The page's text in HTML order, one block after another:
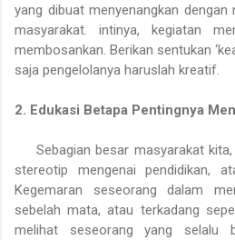
yang dibuat menyenangkan dengan
masyarakat. intinya, kegiatan
membosankan. Berikan sentukan
saja pengelolanya haruslah kreatif.
2. Edukasi Betapa Pentingnya
Sebagian besar masyarakat
stereotip mengenai pendidikan,
Kegemaran seseorang dalam
sebelah mata, atau terkadang
melihat seseorang yang selalu